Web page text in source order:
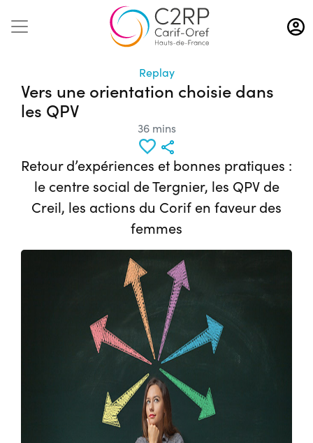
Aller
au
contenu
Replay
Vers une orientation choisie dans
les QPV
36 mins
Retour d’expériences et bonnes pratiques :
le centre social de Tergnier, les QPV de
Creil, les actions du Corif en faveur des
femmes